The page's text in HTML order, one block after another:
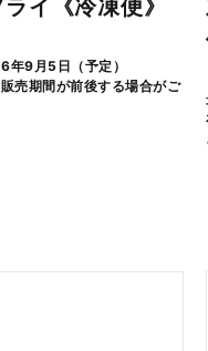
イ《冷凍便》
年9月5日（予定）
売期間が前後する場合がご